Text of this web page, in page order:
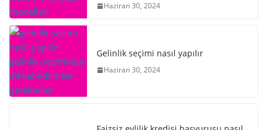
Haziran 30, 2024
Gelinlik seçimi nasıl yapılır
Haziran 30, 2024